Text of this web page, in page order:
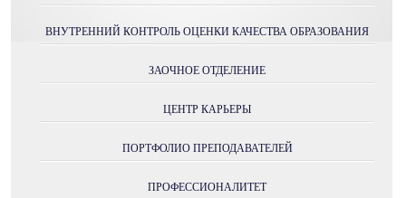
ВНУТРЕННИЙ КОНТРОЛЬ ОЦЕНКИ КАЧЕСТВА ОБРАЗОВАНИЯ
ЗАОЧНОЕ ОТДЕЛЕНИЕ
ЦЕНТР КАРЬЕРЫ
ПОРТФОЛИО ПРЕПОДАВАТЕЛЕЙ
ПРОФЕССИОНАЛИТЕТ